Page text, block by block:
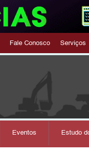
Fale Conosco Serviços
Eventos Estudo